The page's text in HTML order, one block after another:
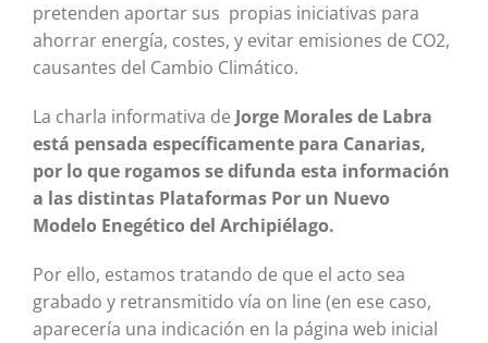
pretenden aportar sus propias iniciativas para
ahorrar energía, costes, y evitar emisiones de CO2,
causantes del Cambio Climático.
La charla informativa de Jorge Morales de Labra
está pensada específicamente para Canarias,
por lo que rogamos se difunda esta información
a las distintas Plataformas Por un Nuevo
Modelo Enegético del Archipiélago.
Por ello, estamos tratando de que el acto sea
grabado y retransmitido vía on line (en ese caso,
aparecería una indicación en la página web inicial